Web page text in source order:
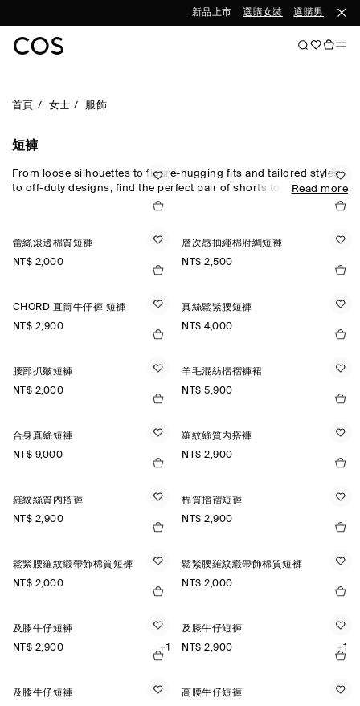
新品上市 選購女裝 選購男裝
首頁 女士 服飾
短褲
From loose silhouettes to figure-hugging fits and tailored styles
to off-duty designs, find the perfect pair of shorts to carry you
through the seasons. Offset your look with new-season signature
Read more
蕾絲滾邊棉質短褲
NT$ 2,000
層次感抽繩棉府綢短褲
NT$ 2,500
CHORD 直筒牛仔褲 短褲
NT$ 2,900
真絲鬆緊腰短褲
NT$ 4,000
腰部抓皺短褲
NT$ 2,000
羊毛混紡摺褶褲裙
NT$ 5,900
合身真絲短褲
NT$ 9,000
羅紋絲質內搭褲
NT$ 2,900
羅紋絲質內搭褲
NT$ 2,900
棉質摺褶短褲
NT$ 2,900
鬆緊腰羅紋緞帶飾棉質短褲
NT$ 2,000
鬆緊腰羅紋緞帶飾棉質短褲
NT$ 2,000
及膝牛仔短褲
NT$ 2,900
+1
及膝牛仔短褲
NT$ 2,900
+1
及膝牛仔短褲
高腰牛仔短褲